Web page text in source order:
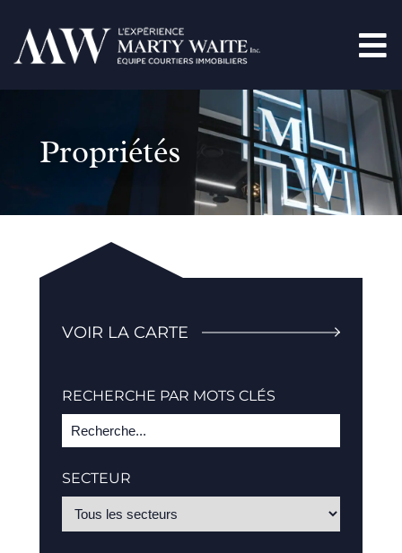
Propriétés
VOIR LA CARTE
RECHERCHE PAR MOTS CLÉS
SECTEUR